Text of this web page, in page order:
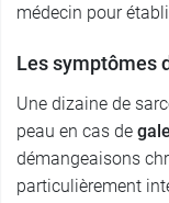
médecin pour
Les symptômes
Une dizaine de
peau en cas de
démangeaisons
particulièrement